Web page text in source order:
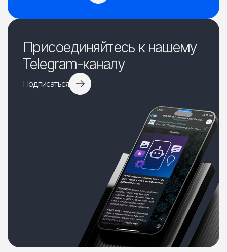
Присоединяйтесь к нашему
Telegram-каналу
Подписаться